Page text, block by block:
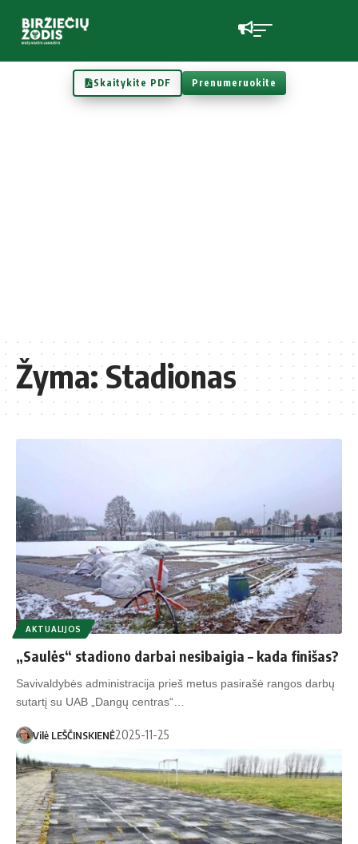
Skaitykite PDF Prenumeruokite
Žyma:Stadionas
AKTUALIJOS
„Saulės“ stadiono darbai nesibaigia – kada finišas?
Savivaldybės administracija prieš metus pasirašė rangos darbų
sutartį su UAB „Dangų centras“…
Vilė LEŠČINSKIENĖ2025-11-25